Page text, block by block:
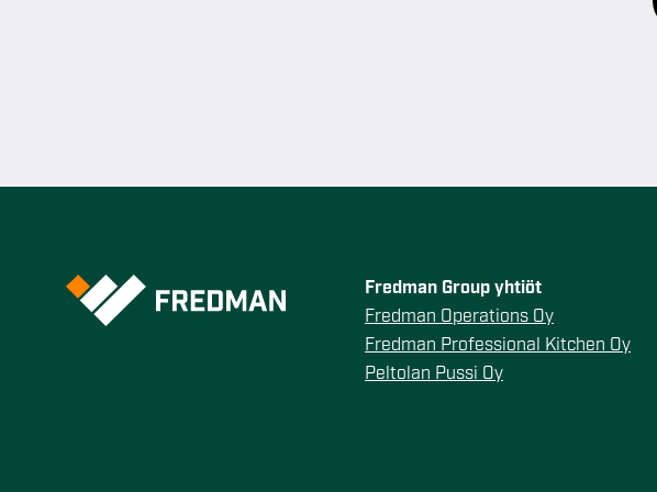
Fredman Group yhtiöt
Fredman Operations Oy
Fredman Professional Kitchen Oy
Peltolan Pussi Oy